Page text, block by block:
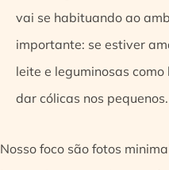
vai se habituando ao
importante: se estiver
leite e leguminosas
dar cólicas nos pequenos.
Nosso foco são fotos